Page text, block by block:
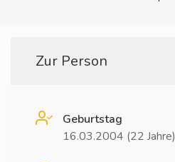
Zur Person
Geburtstag
16.03.2004 (22 Jahre)